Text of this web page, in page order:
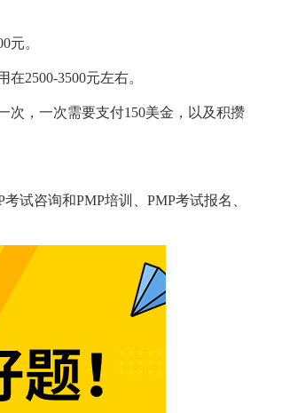
元。
2500-3500元左右。
次，一次需要支付150美金，以及积攒
试咨询和PMP培训、PMP考试报名、